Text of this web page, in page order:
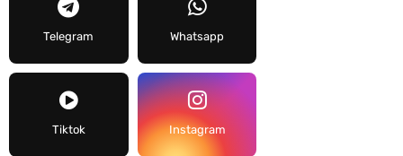
Telegram Whatsapp
Tiktok Instagram